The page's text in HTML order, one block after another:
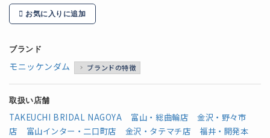
お気に入りに追加
ブランド
モニッケンダム ブランドの特徴
取扱い店舗
TAKEUCHI BRIDAL NAGOYA 富山・総曲輪店
金沢・野々市
店
富山インター・二口町店 金沢・タテマチ店
福井・開発本